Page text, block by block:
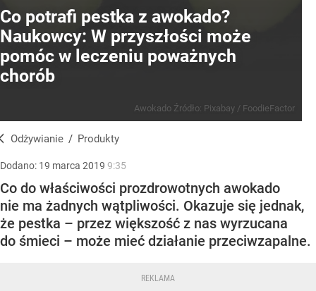
Co potrafi pestka z awokado?
Naukowcy: W przyszłości może
pomóc w leczeniu poważnych
chorób
Awokado Źródło: Pixabay / FoodieFactor
Odżywianie / Produkty
Dodano: 19 marca 2019 9:35
Co do właściwości prozdrowotnych awokado
nie ma żadnych wątpliwości. Okazuje się jednak,
że pestka – przez większość z nas wyrzucana
do śmieci – może mieć działanie przeciwzapalne.